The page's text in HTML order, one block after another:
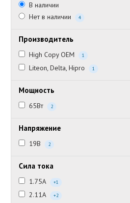
В наличии
Нет в наличии
4
Производитель
High Copy OEM 1
Liteon, Delta, Hipro 1
Мощность
65Вт 2
Напряжение
19В 2
Сила тока
1.75А +1
2.11А +2